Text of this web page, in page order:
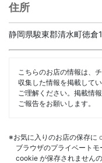
住所
静岡県駿東郡清水町徳倉
こちらのお店の情報は、
収集した情報を掲載して
ご理解ください。掲載情
ご報告をお願いします。
※お気に入りのお店の保存に
ブラウザのプライベート
cookie が保存されません